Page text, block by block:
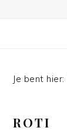
Je bent hier:
ROTI